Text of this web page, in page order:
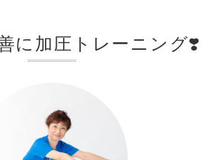
に加圧トレーニング❣️